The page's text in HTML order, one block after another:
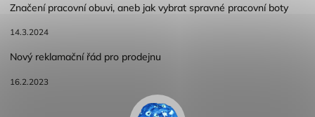
Značení pracovní obuvi, aneb jak vybrat spravné pracovní boty
14.3.2024
Nový reklamační řád pro prodejnu
16.2.2023